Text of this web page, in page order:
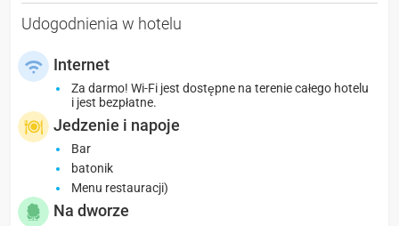
Udogodnienia w hotelu
Internet
Za darmo! Wi-Fi jest dostępne na terenie całego hotelu
i jest bezpłatne.
Jedzenie i napoje
Bar
batonik
Menu restauracji)
Na dworze